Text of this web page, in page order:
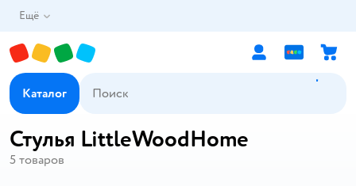
Ещё
Каталог
Стулья LittleWoodHome
5 товаров